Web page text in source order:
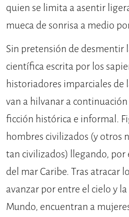
quien se limita a asentir
mueca de sonrisa a medio
Sin pretensión de desmentir
científica escrita por los
historiadores imparciales de
van a hilvanar a
ficción histórica e informal.
hombres civilizados (y otros
tan civilizados) llegando, por
del mar Caribe. Tras atracar
avanzar por entre el cielo y
Mundo, encuentran a